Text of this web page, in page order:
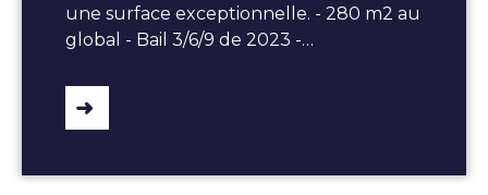
une surface exceptionnelle. - 280 m2 au
global - Bail 3/6/9 de 2023 -…